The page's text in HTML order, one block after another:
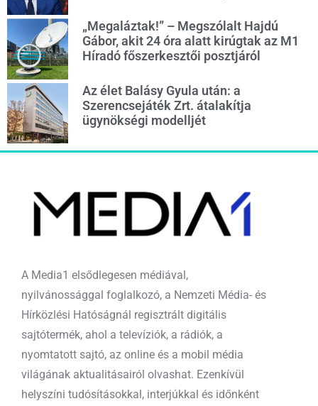
„Megaláztak!” – Megszólalt Hajdú
Gábor, akit 24 óra alatt kirúgtak az M1
Híradó főszerkesztői posztjáról
Az élet Balásy Gyula után: a
Szerencsejáték Zrt. átalakítja
ügynökségi modelljét
A Media1 elsődlegesen médiával,
nyilvánossággal foglalkozó, a Nemzeti Média- és
Hírközlési Hatóságnál regisztrált digitális
sajtótermék, ahol a televíziók, a rádiók, a
nyomtatott sajtó, az online és a mobil média
világának aktualitásairól olvashat. Ezenkívül
helyszíni tudósításokkal, interjúkkal és időnként